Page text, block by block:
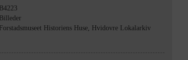
B4223
Billeder
Forstadsmuseet Historiens Huse, Hvidovre Lokalarkiv